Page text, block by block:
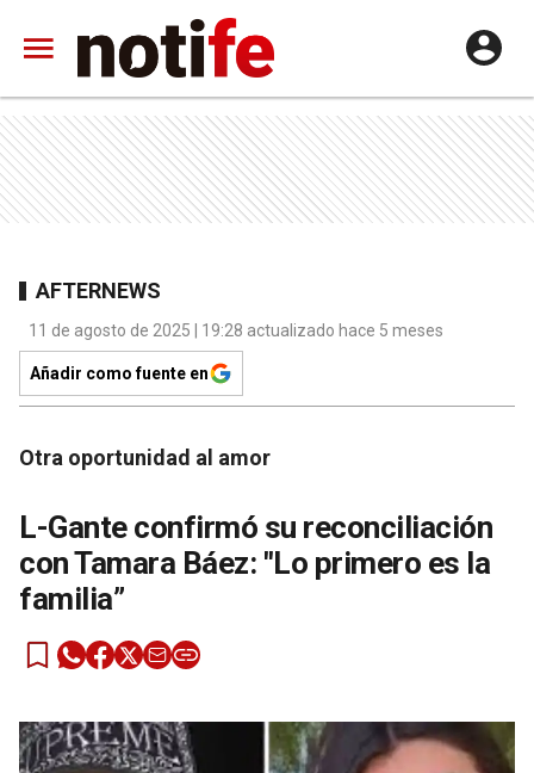
AFTERNEWS
11 de agosto de 2025 | 19:28 actualizado hace 5 meses
Añadir como fuente en
Otra oportunidad al amor
L-Gante confirmó su reconciliación
con Tamara Báez: "Lo primero es la
familia”